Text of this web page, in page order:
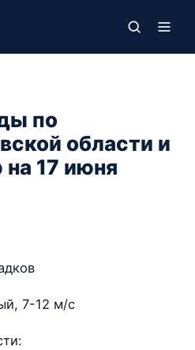
по
области и
17 июня
7-12 м/с